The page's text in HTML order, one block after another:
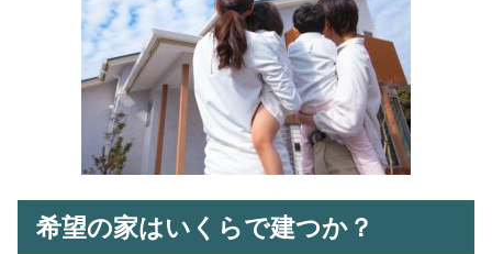
希望の家はいくらで建つか？